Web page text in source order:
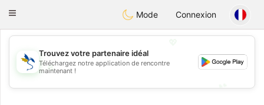
SvenskaDating
Toggle
Mode Connexion
💖
💕
Trouvez votre partenaire idéal
Téléchargez notre application de rencontre
maintenant !